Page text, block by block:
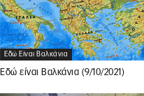
Εδώ Είναι Βαλκάνια
Εδώ είναι Βαλκάνια (9/10/2021)